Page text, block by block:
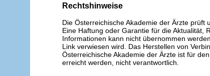
Rechtshinweise
Die Österreichische Akademie der Ärzte
Eine Haftung oder Garantie für die Aktualität,
Informationen kann nicht übernommen
Link verwiesen wird. Das Herstellen von
Österreichische Akademie der Ärzte ist für
erreicht werden, nicht verantwortlich.